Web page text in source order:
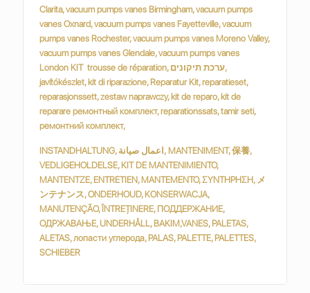
INSTANDHALTUNG, اعمال صيانة, MANTENIMENT, 保養,
VEDLIGEHOLDELSE, KIT DE MANTENIMIENTO,
MANTENTZE, ENTRETIEN, MANTEMENTO, ΣΥΝΤΗΡΗΣΗ, メ
ンテナンス, ONDERHOUD, KONSERWACJA,
MANUTENÇÃO, ÎNTREȚINERE, ПОДДЕРЖАНИЕ,
ОДРЖАВАЊЕ, UNDERHÅLL, BAKIM,VANES, PALETAS,
ALETAS, лопасти углерода, PALAS, PALETTE, PALETTES,
SCHIEBER